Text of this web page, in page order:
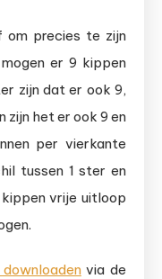
om precies te zijn
mogen er 9 kippen
zijn dat er ook 9,
zijn het er ook 9 en
per vierkante
tussen 1 ster en
vrije uitloop
via de